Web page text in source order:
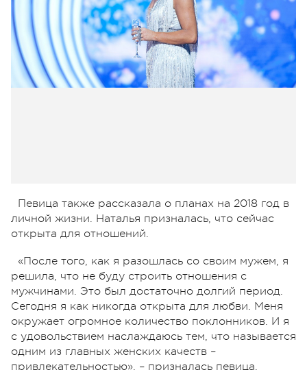
Певица также рассказала о планах на 2018 год в
личной жизни. Наталья призналась, что сейчас
открыта для отношений.
«После того, как я разошлась со своим мужем, я
решила, что не буду строить отношения с
мужчинами. Это был достаточно долгий период.
Сегодня я как никогда открыта для любви. Меня
окружает огромное количество поклонников. И я
с удовольствием наслаждаюсь тем, что называется
одним из главных женских качеств –
привлекательностью», – призналась певица.